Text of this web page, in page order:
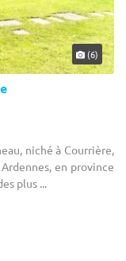
(6)
niché à Courrière,
en province
plus ...